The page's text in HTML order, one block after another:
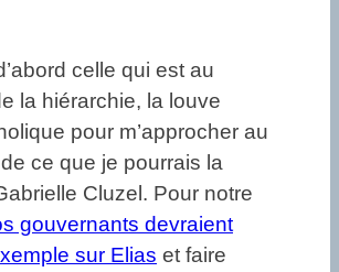
celle qui est au
la hiérarchie, la louve
pour m’approcher au
ce que je pourrais la
Cluzel. Pour notre
gouvernants devraient
sur Elias et faire